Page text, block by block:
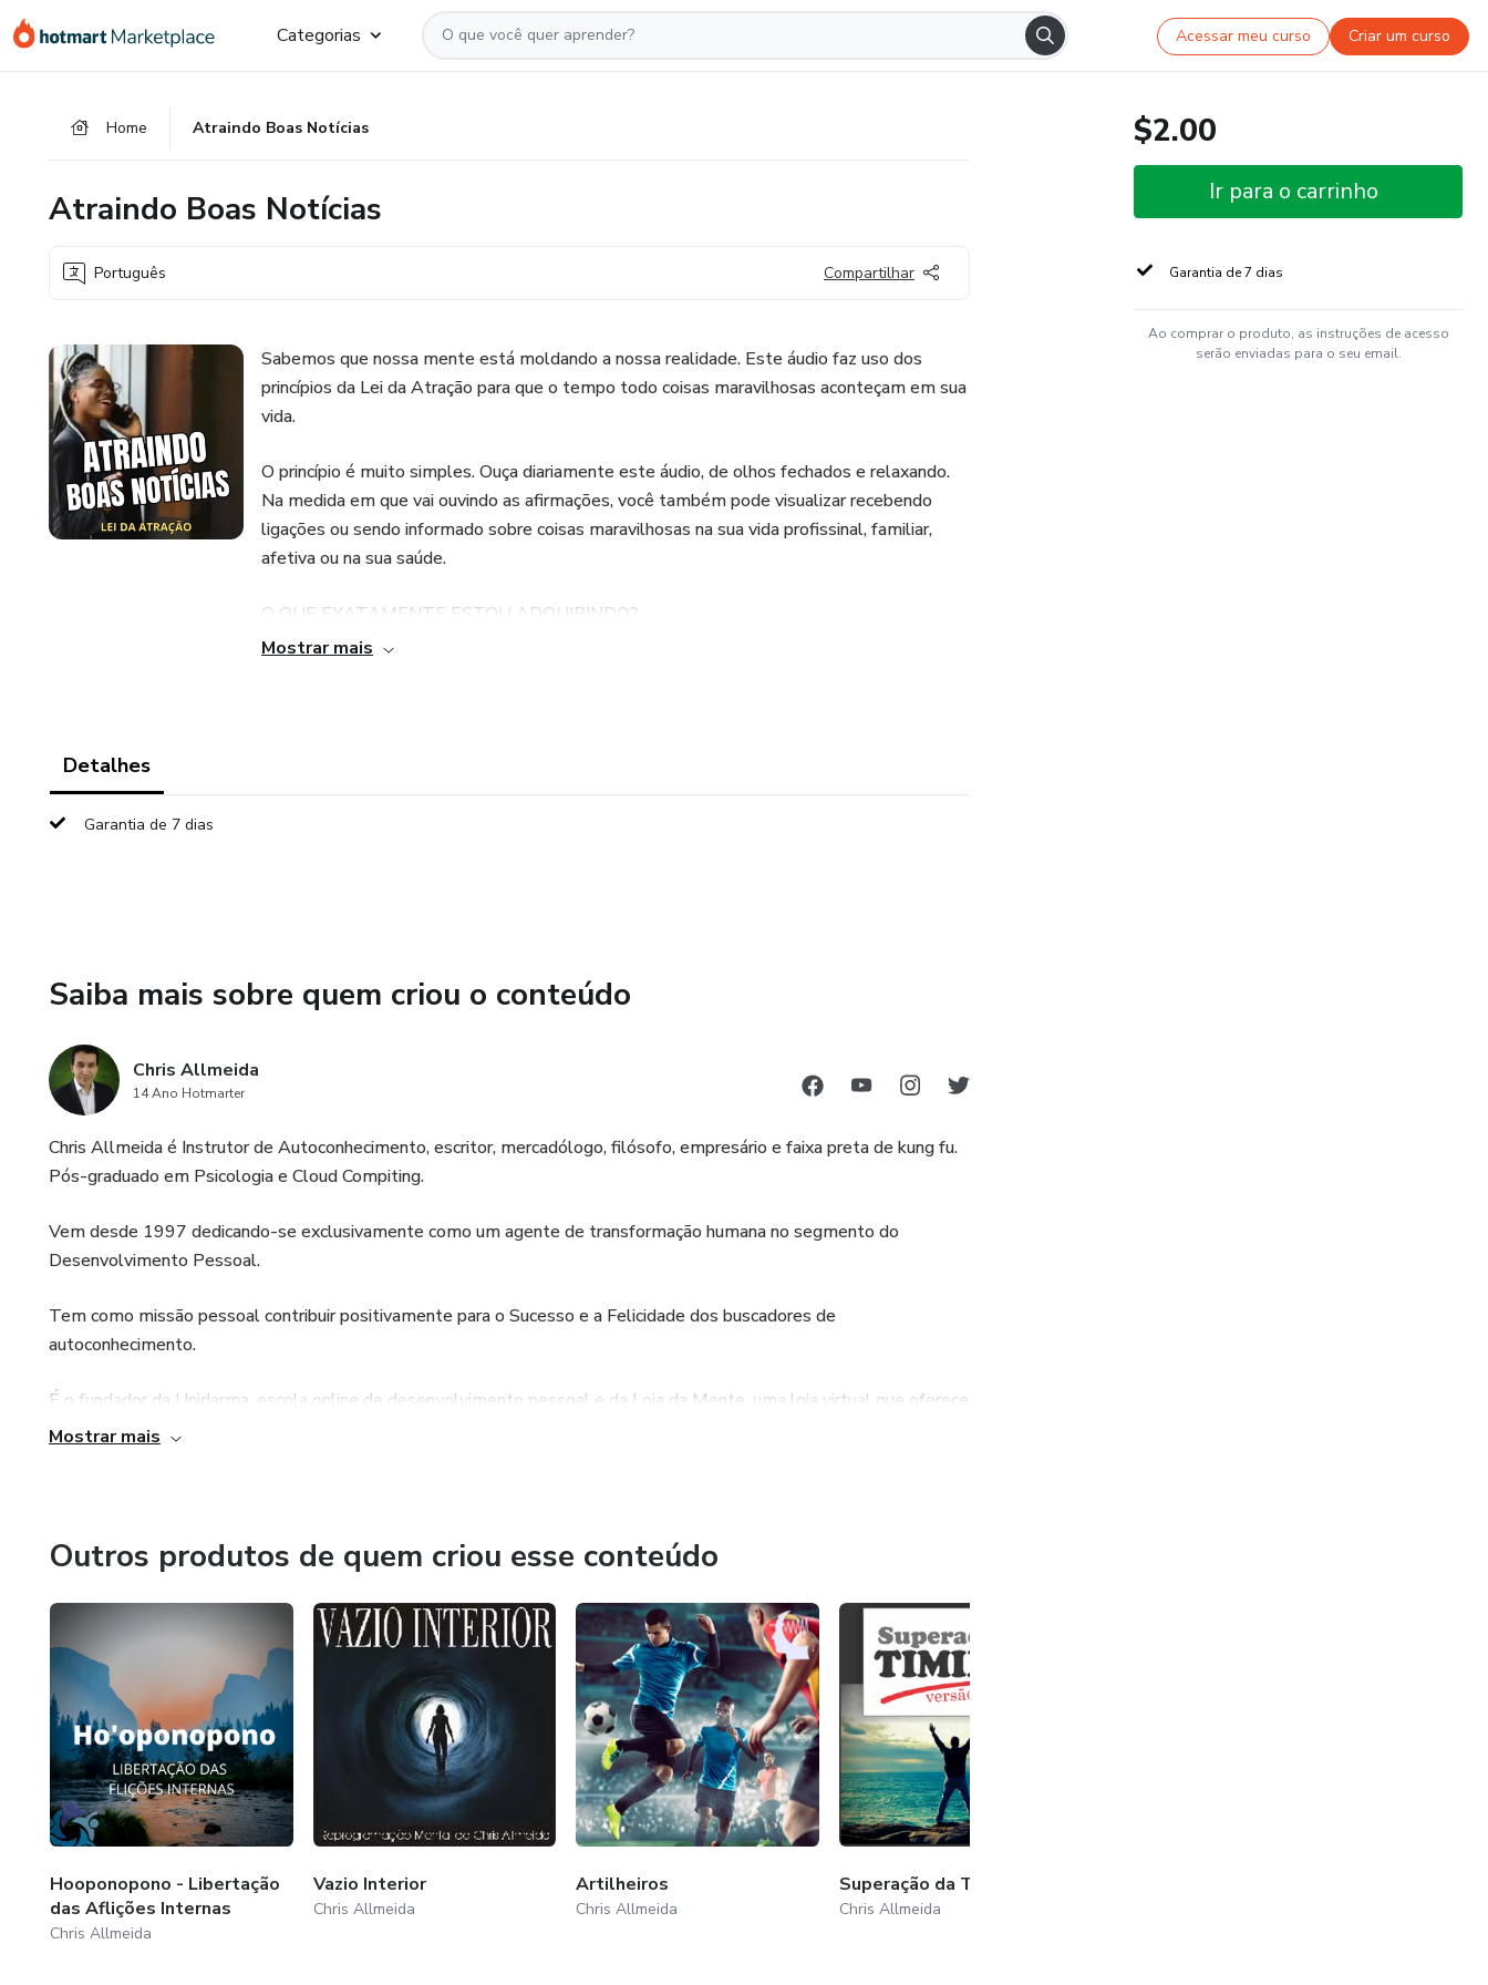
para
para
para
Categorias Acessar meu curso Criar um curso
Home Atraindo Boas Notícias
Atraindo Boas Notícias
Português Compartilhar
Sabemos que nossa mente está moldando a nossa realidade. Este áudio faz uso dos
princípios da Lei da Atração para que o tempo todo coisas maravilhosas aconteçam em sua
vida.
O princípio é muito simples. Ouça diariamente este áudio, de olhos fechados e relaxando.
Na medida em que vai ouvindo as afirmações, você também pode visualizar recebendo
ligações ou sendo informado sobre coisas maravilhosas na sua vida profissinal, familiar,
afetiva ou na sua saúde.
O QUE EXATAMENTE ESTOU ADQUIRINDO?
Mostrar mais
Detalhes
Garantia de 7 dias
Saiba mais sobre quem criou o conteúdo
Chris Allmeida
14 Ano Hotmarter
Chris Allmeida é Instrutor de Autoconhecimento, escritor, mercadólogo, filósofo, empresário e faixa preta de kung fu.
Pós-graduado em Psicologia e Cloud Compiting.
Vem desde 1997 dedicando-se exclusivamente como um agente de transformação humana no segmento do
Desenvolvimento Pessoal.
Tem como missão pessoal contribuir positivamente para o Sucesso e a Felicidade dos buscadores de
autoconhecimento.
É o fundador da Unidarma, escola online de desenvolvimento pessoal e da Loja da Mente, uma loja virtual que oferece
áudios de hipnose e reprogramação mental.
Mostrar mais
Outros produtos de quem criou esse conteúdo
Hooponopono - Libertação
das Aflições Internas
Chris Allmeida
Vazio Interior
Chris Allmeida
Artilheiros
Chris Allmeida
Superação da Timidez 2.0
Chris Allmeida
$2.00
Ir para o carrinho
Garantia de 7 dias
Ao comprar o produto, as instruções de acesso
serão enviadas para o seu email.